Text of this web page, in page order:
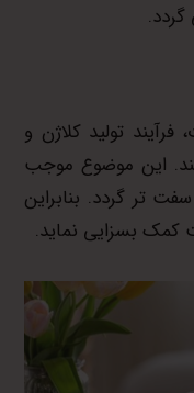
تولید کلاژن و
این موضوع موجب
تر گردد. بنابراین
کمک بسزایی نماید.